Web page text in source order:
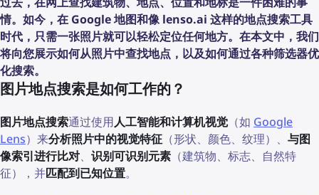
情。如今，在 Google 地图和像 lenso.ai 这样的地点搜索工具
时代，只需一张照片就可以轻松定位任何地方。在本文中，我们
将向您展示如何从照片中查找地点，以及如何通过各种筛选器优
化搜索。
图片地点搜索是如何工作的？
图片地点搜索通过使用人工智能和计算机视觉 （如 Google
Lens）来分析照片中的视觉特征 （形状、颜色、纹理）、 与图
像索引进行比对、 识别可识别元素 （建筑物、标志、自然特
征），并匹配到已知位置。